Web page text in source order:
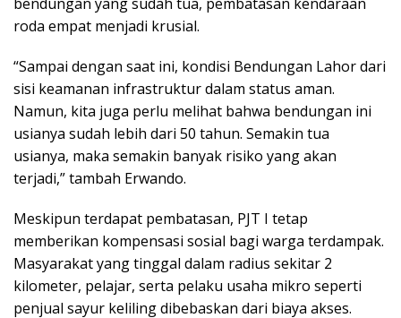
roda empat menjadi krusial.
“Sampai dengan saat ini, kondisi Bendungan Lahor dari
sisi keamanan infrastruktur dalam status aman.
Namun, kita juga perlu melihat bahwa bendungan ini
usianya sudah lebih dari 50 tahun. Semakin tua
usianya, maka semakin banyak risiko yang akan
terjadi,” tambah Erwando.
Meskipun terdapat pembatasan, PJT I tetap
memberikan kompensasi sosial bagi warga terdampak.
Masyarakat yang tinggal dalam radius sekitar 2
kilometer, pelajar, serta pelaku usaha mikro seperti
penjual sayur keliling dibebaskan dari biaya akses.